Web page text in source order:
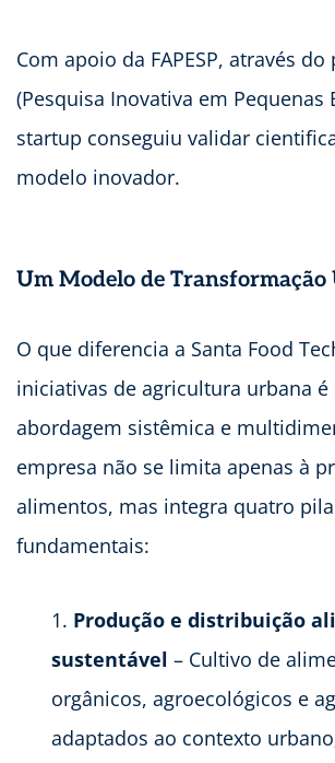
Com apoio da FAPESP, através do
(Pesquisa Inovativa em Pequenas
startup conseguiu validar
modelo inovador.
Um Modelo de Transformação
O que diferencia a Santa Food
iniciativas de agricultura urbana é
abordagem sistêmica e
empresa não se limita apenas à
alimentos, mas integra quatro
fundamentais:
Produção e distribuição
sustentável – Cultivo de
orgânicos, agroecológicos e
adaptados ao contexto